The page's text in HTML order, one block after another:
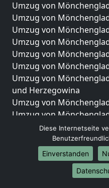
Umzug von
Umzug von
Umzug von
Umzug von
Umzug von
Umzug von
Umzug von
und Herzegowina
Umzug von
Umzug von
Umzug von
Umzug von
Umzug von
Umzug von
Umzug von
Diese Internetseite
Einverstanden